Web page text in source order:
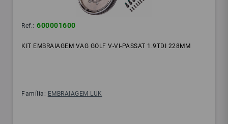
Ref.: 600001600
KIT EMBRAIAGEM VAG GOLF V-VI-PASSAT 1.9TDI 228MM
Família: EMBRAIAGEM LUK